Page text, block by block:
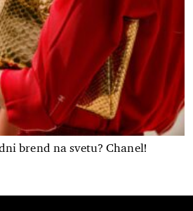
brend na svetu? Chanel!